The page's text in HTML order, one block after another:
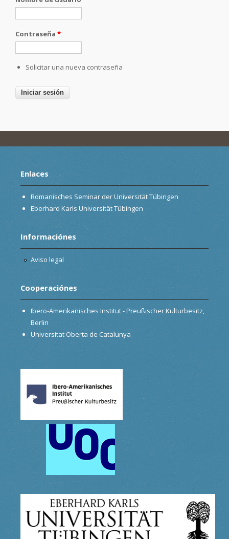
Contraseña *
Solicitar una nueva contraseña
Enlaces
Romanisches Seminar der Universität Tübingen
Eberhard Karls Universität Tübingen
Informaciónes
Aviso legal
Cooperaciónes
Ibero-Amerikanisches Institut - Preußischer Kulturbesitz,
Berlin
Universitat Oberta de Catalunya